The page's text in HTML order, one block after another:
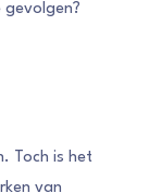
Toch is het
van